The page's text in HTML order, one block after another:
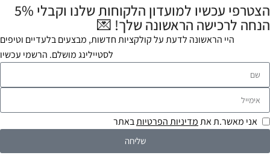
הצטרפי עכשיו למועדון הלקוחות שלנו וקבלי 5%
הנחה לרכישה הראשונה שלך! 💌
היי הראשונה לדעת על קולקציות חדשות, מבצעים בלעדיים וטיפים
לסטיילינג מושלם. הרשמי עכשיו
אני מאשר.ת אתמדיניות הפרטיותבאתר
שליחה